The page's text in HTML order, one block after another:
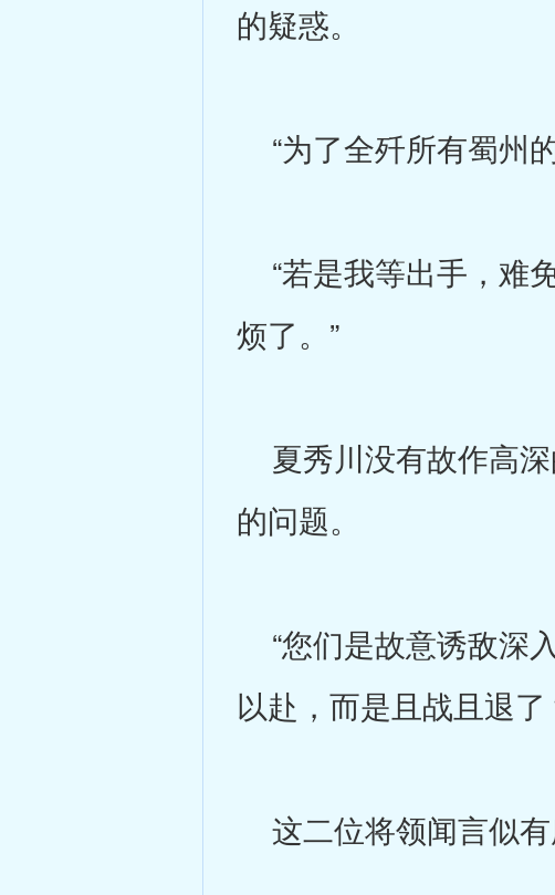
的疑惑。
“为了全歼所有蜀州
“若是我等出手，难
烦了。”
夏秀川没有故作高
的问题。
“您们是故意诱敌深
以赴，而是且战且退了
这二位将领闻言似有